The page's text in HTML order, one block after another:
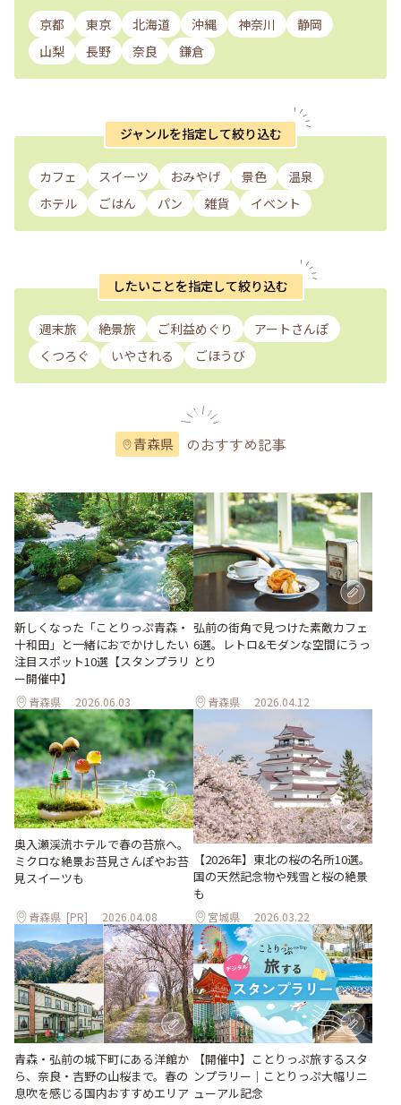
京都 東京 北海道 沖縄 神奈川
静岡
山梨
長野 奈良 鎌倉
ジャンルを指定して絞り込む
カフェ スイーツ おみやげ 景色
温泉
ホテル
ごはん パン 雑貨 イベント
したいことを指定して絞り込む
週末旅 絶景旅 ご利益めぐり
アートさんぽ
くつろぐ
いやされる ごほうび
青森県 のおすすめ記事
新しくなった「ことりっぷ青森・
十和田」と一緒におでかけしたい
注目スポット10選【スタンプラリ
ー開催中】
青森県 2026.06.03
弘前の街角で見つけた素敵カフェ
6選。レトロ&モダンな空間にうっ
とり
青森県 2026.04.12
奥入瀬渓流ホテルで春の苔旅へ。
ミクロな絶景お苔見さんぽやお苔
見スイーツも
青森県 [PR] 2026.04.08
【2026年】東北の桜の名所10選。
国の天然記念物や残雪と桜の絶景
も
宮城県 2026.03.22
青森・弘前の城下町にある洋館か
ら、奈良・吉野の山桜まで。春の
息吹を感じる国内おすすめエリア
【開催中】ことりっぷ旅するスタ
ンプラリー｜ことりっぷ大幅リニ
ューアル記念